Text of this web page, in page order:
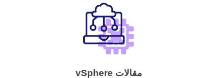
مقالات vSphere